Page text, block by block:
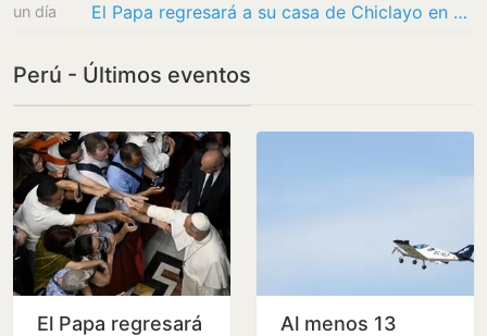
un día El Papa regresará a su casa de Chiclayo en noviembre en un viaje a Perú, Argentina y…
Perú - Últimos eventos
El Papa regresará
Al menos 13